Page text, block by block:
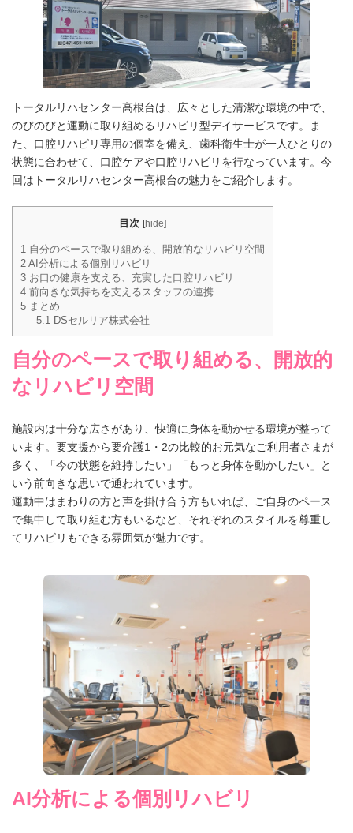
トータルリハセンター高根台は、広々とした清潔な環境の中で、
のびのびと運動に取り組めるリハビリ型デイサービスです。ま
た、口腔リハビリ専用の個室を備え、歯科衛生士が一人ひとりの
状態に合わせて、口腔ケアや口腔リハビリを行なっています。今
回はトータルリハセンター高根台の魅力をご紹介します。
目次 [hide]
1 自分のペースで取り組める、開放的なリハビリ空間
2 AI分析による個別リハビリ
3 お口の健康を支える、充実した口腔リハビリ
4 前向きな気持ちを支えるスタッフの連携
5 まとめ
5.1DSセルリア株式会社
自分のペースで取り組める、開放的
なリハビリ空間
施設内は十分な広さがあり、快適に身体を動かせる環境が整って
います。要支援から要介護1・2の比較的お元気なご利用者さまが
多く、「今の状態を維持したい」「もっと身体を動かしたい」と
いう前向きな思いで通われています。
運動中はまわりの方と声を掛け合う方もいれば、ご自身のペース
で集中して取り組む方もいるなど、それぞれのスタイルを尊重し
てリハビリもできる雰囲気が魅力です。
AI分析による個別リハビリ